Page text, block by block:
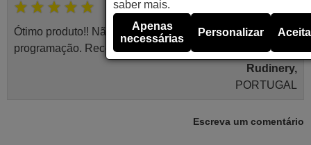
Ótimo produto!! Não precisa fazer nenhuma
programação. Recomendo muito!!
Rudinery,
PORTUGAL
Novembro 2025
Escreva um comentário
saber mais.
Apenas
necessárias
Personalizar